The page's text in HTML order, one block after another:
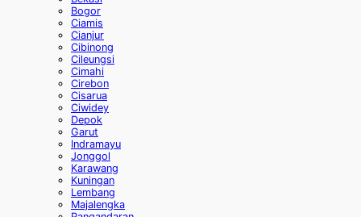
Bogor
Ciamis
Cianjur
Cibinong
Cileungsi
Cimahi
Cirebon
Cisarua
Ciwidey
Depok
Garut
Indramayu
Jonggol
Karawang
Kuningan
Lembang
Majalengka